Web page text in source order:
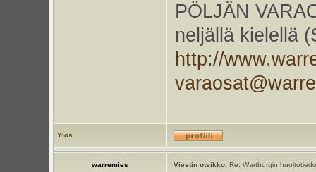
PÖLJÄN
neljällä kielellä
http://
Ylös
warremies Viestin otsikko:Re: Wartburgin